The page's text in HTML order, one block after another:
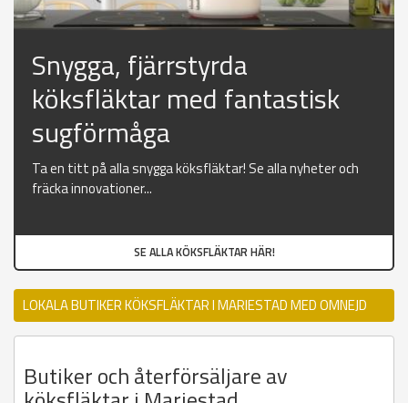
Snygga, fjärrstyrda
köksfläktar med fantastisk
sugförmåga
Ta en titt på alla snygga köksfläktar! Se alla nyheter och
fräcka innovationer...
SE ALLA KÖKSFLÄKTAR HÄR!
LOKALA BUTIKER KÖKSFLÄKTAR I MARIESTAD MED OMNEJD
Butiker och återförsäljare av